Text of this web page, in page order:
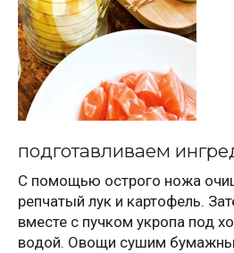
подготавливаем
С помощью острого ножа
репчатый лук и картофель.
вместе с пучком укропа под
водой. Овощи сушим